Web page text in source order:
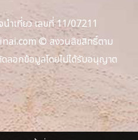
ำเที่ยว เลขที่ 11/07211
© สงวนลิขสิทธิ์ตาม
ดลอกข้อมูลโดยไม่ได้รับอนุญาต